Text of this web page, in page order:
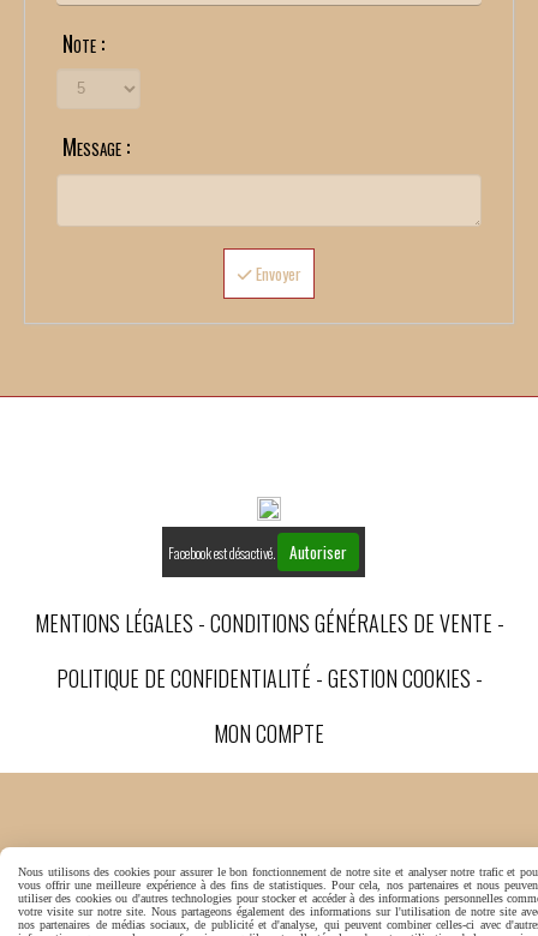
Note :
Message :
Envoyer
Facebook est désactivé. Autoriser
MENTIONS LÉGALES CONDITIONS GÉNÉRALES DE VENTE
POLITIQUE DE CONFIDENTIALITÉ GESTION COOKIES
MON COMPTE
Nous utilisons des cookies pour assurer le bon fonctionnement de notre site et analyser notre trafic et
vous offrir une meilleure expérience à des fins de statistiques. Pour cela, nos partenaires et nous
utiliser des cookies ou d'autres technologies pour stocker et accéder à des informations personnelles
votre visite sur notre site. Nous partageons également des informations sur l'utilisation de notre site
nos partenaires de médias sociaux, de publicité et d'analyse, qui peuvent combiner celles-ci avec